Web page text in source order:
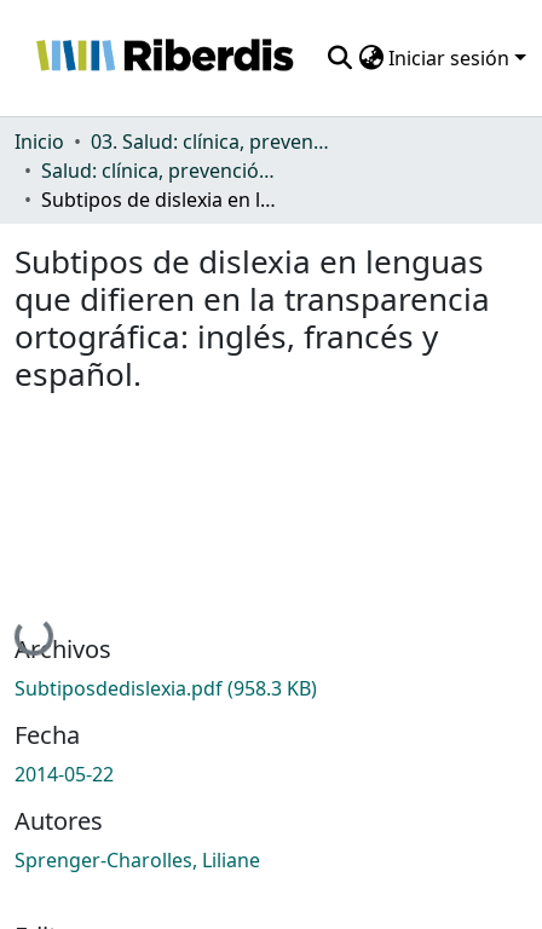
Iniciar sesión
Comunidades
Todo DSpace
Inicio
03. Salud: clínica, prevención, atención sanitaria y (re)habilitación
Salud: clínica, prevención, atención sanitaria y (re)habilitación
Subtipos de dislexia en lenguas que difieren en la transparencia ortográfica: inglés, francés y español.
Subtipos de dislexia en lenguas
que difieren en la transparencia
ortográfica: inglés, francés y
español.
Cargando...
Archivos
Subtiposdedislexia.pdf(958.3 KB)
Fecha
2014-05-22
Autores
Sprenger-Charolles, Liliane